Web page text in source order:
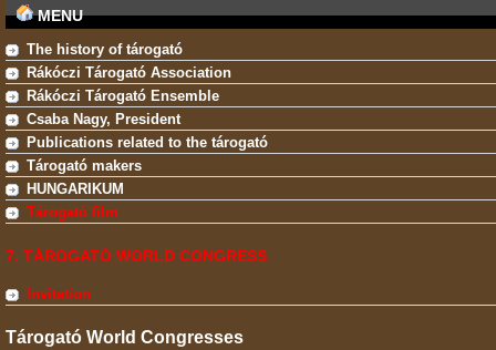
MENU
The history of tárogató
Rákóczi Tárogató Association
Rákóczi Tárogató Ensemble
Csaba Nagy, President
Publications related to the tárogató
Tárogató makers
HUNGARIKUM
Tárogató film
7. TÁROGATÓ WORLD CONGRESS
Invitation
Tárogató World Congresses